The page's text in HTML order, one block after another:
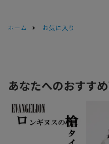
ホーム お気に入り